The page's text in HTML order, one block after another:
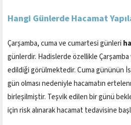
Hangi Günlerde Hacamat
Çarşamba, cuma ve cumartesi günleri
günlerdir. Hadislerde özellikle
edildiği görülmektedir. Cuma gününün
gün olması nedeniyle hacamatın
birleşilmiştir. Teşvik edilen bir günü
için risk alınarak hacamat tedavisine